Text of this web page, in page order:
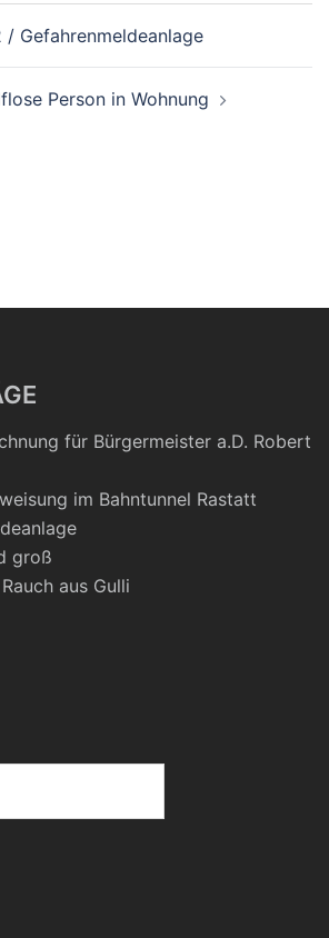
/ Gefahrenmeldeanlage
Person in Wohnung
für Bürgermeister a.D. Robert
im Bahntunnel Rastatt
groß
aus Gulli